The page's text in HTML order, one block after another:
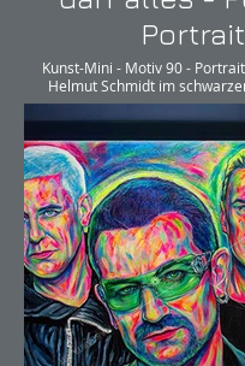
Portrait
Kunst-Mini - Motiv 90 -
Helmut Schmidt im